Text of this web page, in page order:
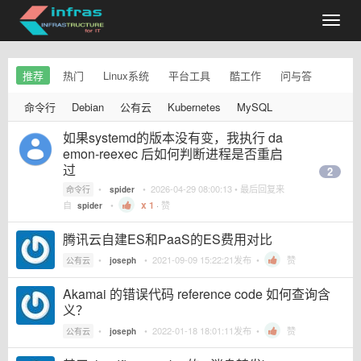
推荐 热门 Linux系统 平台工具 酷工作 问与答
命令行 Debian 公有云 Kubernetes MySQL
如果systemd的版本没有变，我执行 da
emon-reexec 后如何判断进程是否重启
过
命令行 • spider • 2026-04-29 08:00:13 • 最后回复来
自 spider • 1 · 赞
2
腾讯云自建ES和PaaS的ES费用对比
公有云 • joseph • 2021-09-09 15:22:21发布 • 赞
Akamai 的错误代码 reference code 如何查询含
义？
公有云 • joseph • 2022-01-18 18:01:11发布 • 赞